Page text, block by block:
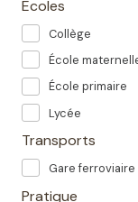
Ecoles
Collège
École
École primaire
Lycée
Transports
Gare ferroviaire
Pratique